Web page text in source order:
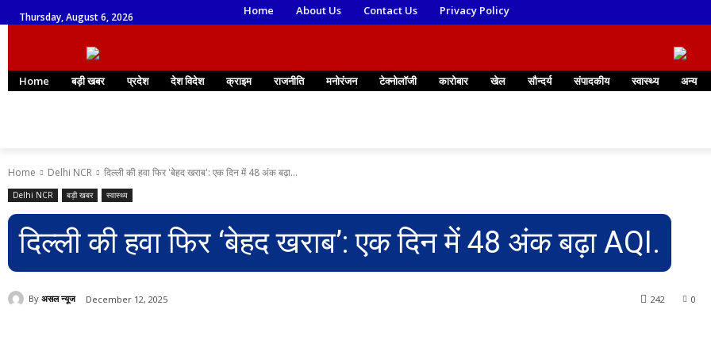
Thursday, August 6, 2026 Home About Us Contact Us Privacy Policy
Home बड़ी खबर प्रदेश देश विदेश क्राइम राजनीति मनोरंजन टेक्नोलॉजी कारोबार खेल सौन्दर्य संपादकीय स्वास्थ्य अन्य
Home Delhi NCR दिल्ली की हवा फिर 'बेहद खराब': एक दिन में 48 अंक बढ़ा...
Delhi NCR बड़ी खबर स्वास्थ्य
दिल्ली की हवा फिर ‘बेहद खराब’: एक दिन में 48 अंक बढ़ा AQI.
By असल न्यूज December 12, 2025 0
242